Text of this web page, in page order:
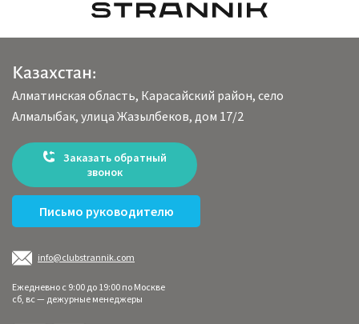
Казахстан:
Алматинская область, Карасайский район, село
Алмалыбак, улица Жазылбеков, дом 17/2
Заказать обратный
звонок
Письмо руководителю
info@clubstrannik.com
Ежедневно с 9:00 до 19:00 по Москве
сб, вс — дежурные менеджеры